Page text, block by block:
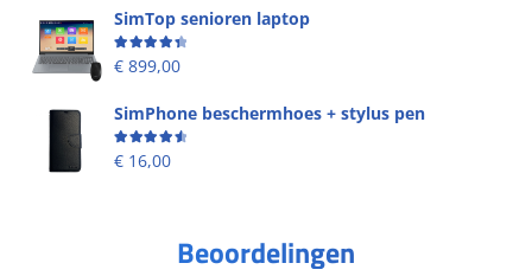
SimTop senioren laptop
Beoordeling
€ 899,00
SimPhone beschermhoes + stylus pen
Beoordeling
€ 16,00
Beoordelingen